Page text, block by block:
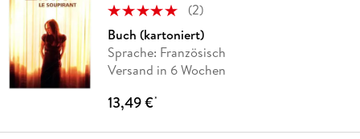
(2)
Buch (kartoniert)
Sprache: Französisch
Versand in 6 Wochen
13,49 €*